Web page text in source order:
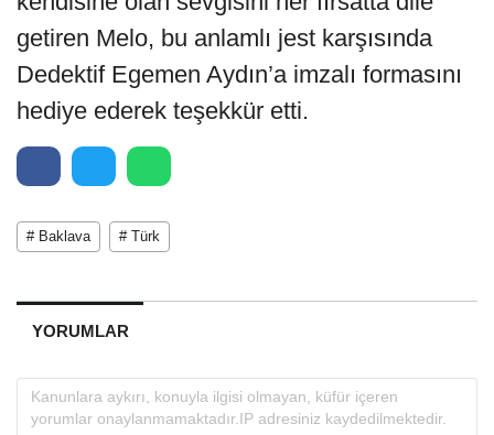
getiren Melo, bu anlamlı jest karşısında
Dedektif Egemen Aydın’a imzalı formasını
hediye ederek teşekkür etti.
# Baklava # Türk
YORUMLAR